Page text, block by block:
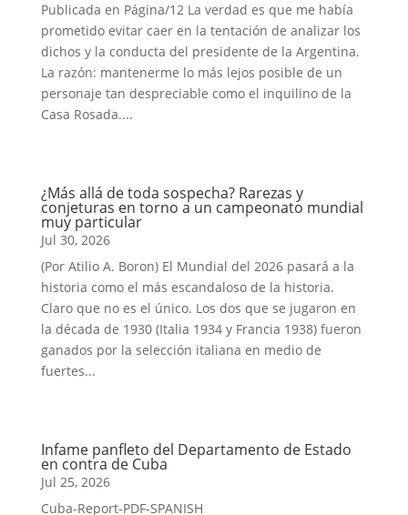
Publicada en Página/12 La verdad es que me había
prometido evitar caer en la tentación de analizar los
dichos y la conducta del presidente de la Argentina.
La razón: mantenerme lo más lejos posible de un
personaje tan despreciable como el inquilino de la
Casa Rosada....
¿Más allá de toda sospecha? Rarezas y
conjeturas en torno a un campeonato mundial
muy particular
Jul 30, 2026
(Por Atilio A. Boron) El Mundial del 2026 pasará a la
historia como el más escandaloso de la historia.
Claro que no es el único. Los dos que se jugaron en
la década de 1930 (Italia 1934 y Francia 1938) fueron
ganados por la selección italiana en medio de
fuertes...
Infame panfleto del Departamento de Estado
en contra de Cuba
Jul 25, 2026
Cuba-Report-PDF-SPANISH